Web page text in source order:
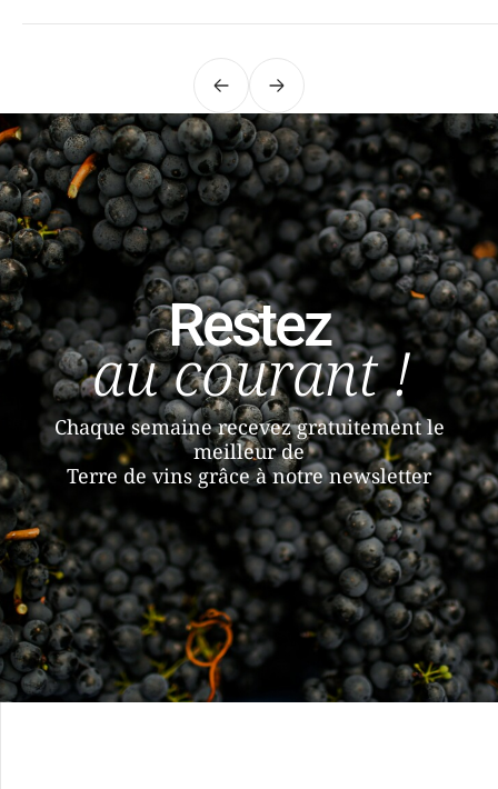
PrécédentSuivant
Restez
au courant !
Chaque semaine recevez gratuitement le
meilleur de
Terre de vins grâce à notre newsletter